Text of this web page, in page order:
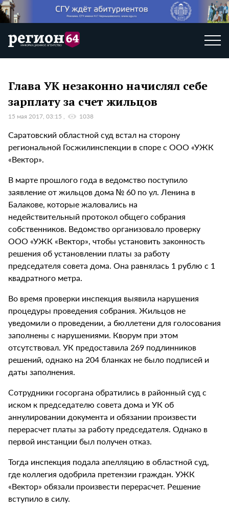
Глава УК незаконно начислял себе
зарплату за счет жильцов
15 мая 2017, 03:15 1038
Саратовский областной суд встал на сторону
региональной Госжилинспекции в споре с ООО «УЖК
«Вектор».
В марте прошлого года в ведомство поступило
заявление от жильцов дома № 60 по ул. Ленина в
Балакове, которые жаловались на
недействительный протокол общего собрания
собственников. Ведомство организовало проверку
ООО «УЖК «Вектор», чтобы установить законность
решения об установлении платы за работу
председателя совета дома. Она равнялась 1 рублю с 1
квадратного метра.
Во время проверки инспекция выявила нарушения
процедуры проведения собрания. Жильцов не
уведомили о проведении, а бюллетени для голосования
заполнены с нарушениями. Кворум при этом
отсутствовал. УК предоставила 269 подлинников
решений, однако на 204 бланках не было подписей и
даты заполнения.
Сотрудники госоргана обратились в районный суд с
иском к председателю совета дома и УК об
аннулировании документа и обязании произвести
перерасчет платы за работу председателя. Однако в
первой инстанции был получен отказ.
Тогда инспекция подала апелляцию в областной суд,
где коллегия одобрила претензии граждан. УЖК
«Вектор» обязали произвести перерасчет. Решение
вступило в силу.